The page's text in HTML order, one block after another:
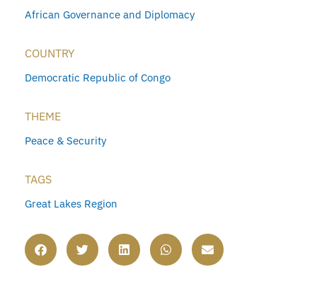
African Governance and Diplomacy
COUNTRY
Democratic Republic of Congo
THEME
Peace & Security
TAGS
Great Lakes Region